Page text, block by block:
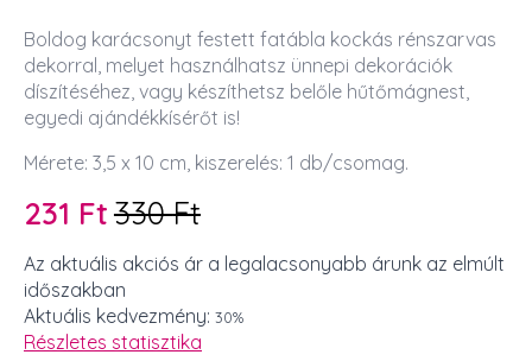
Boldog karácsonyt festett fatábla kockás rénszarvas
dekorral, melyet használhatsz ünnepi dekorációk
díszítéséhez, vagy készíthetsz belőle hűtőmágnest,
egyedi ajándékkísérőt is!
Mérete: 3,5 x 10 cm, kiszerelés: 1 db/csomag.
330Ft
Original
price
was:
330 Ft.
231 Ft
Current
price
is:
231 Ft.
Az aktuális akciós ár a legalacsonyabb árunk az elmúlt
időszakban
Aktuális kedvezmény: 30%
Részletes statisztika